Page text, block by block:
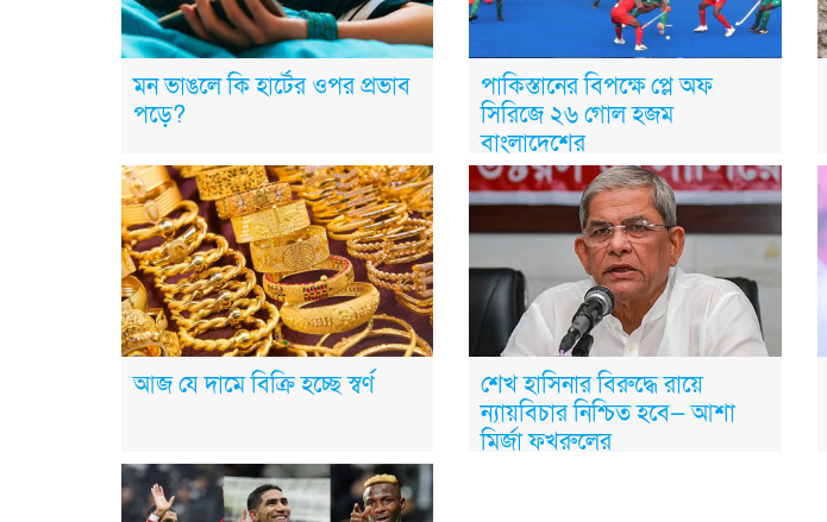
মন ভাঙলে কি হার্টের ওপর প্রভাব
পড়ে?
পাকিস্তানের বিপক্ষে প্লে অফ
সিরিজে ২৬ গোল হজম
বাংলাদেশের
আজ যে দামে বিক্রি হচ্ছে স্বর্ণ
শেখ হাসিনার বিরুদ্ধে রায়ে
ন্যায়বিচার নিশ্চিত হবে— আশা
মির্জা ফখরুলের